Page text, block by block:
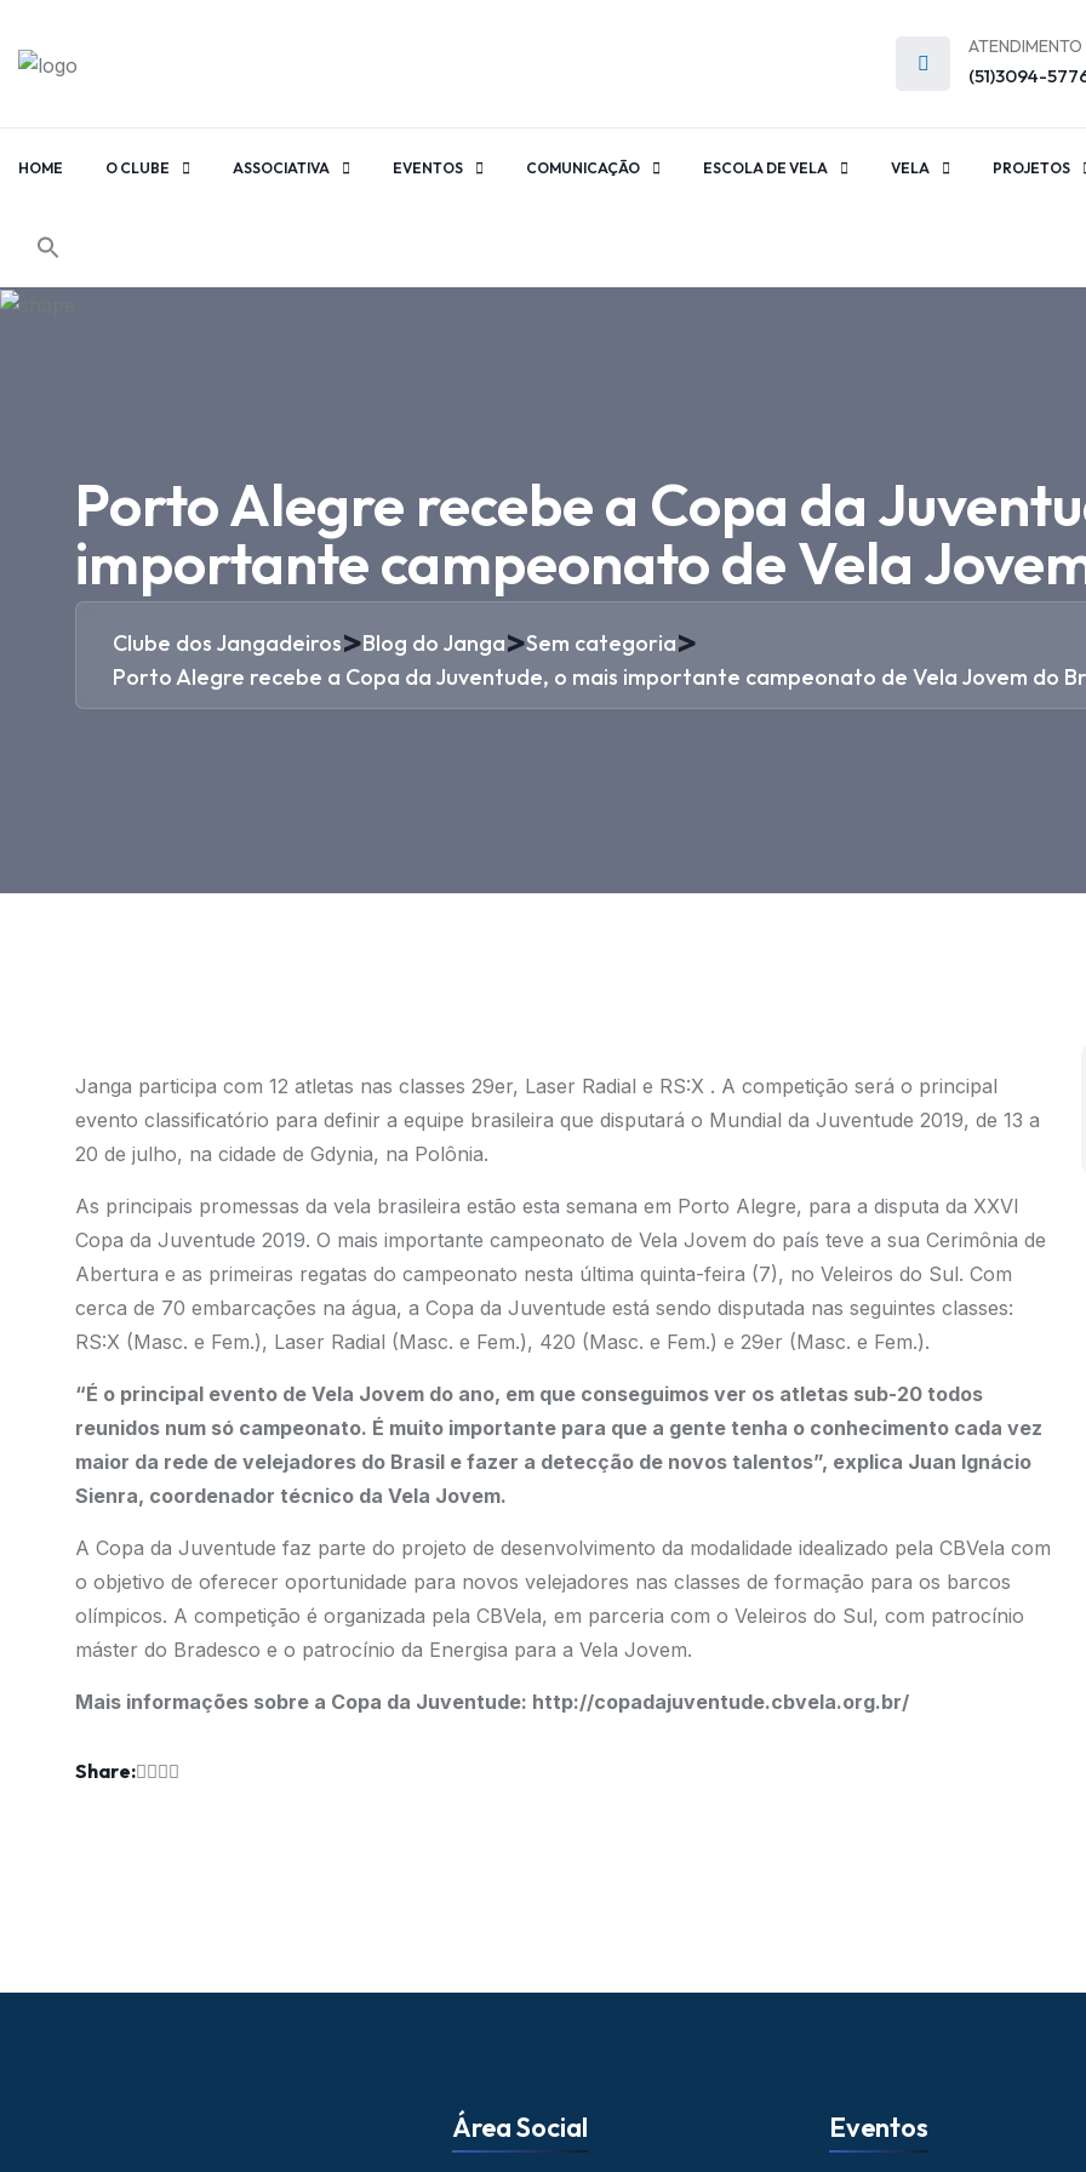
ATENDIMENTO
(51)3094-
HOME O CLUBE ASSOCIATIVA EVENTOS COMUNICAÇÃO ESCOLA DE VELA VELA PROJETOS
Porto Alegre recebe a Copa da
importante campeonato de Vela
Clube dos Jangadeiros>Blog do Janga>Sem categoria>
Porto Alegre recebe a Copa da Juventude, o mais importante campeonato de Vela Jovem do
Janga participa com 12 atletas nas classes 29er, Laser Radial e RS:X . A competição será o principal
evento classificatório para definir a equipe brasileira que disputará o Mundial da Juventude 2019, de 13 a
20 de julho, na cidade de Gdynia, na Polônia.
As principais promessas da vela brasileira estão esta semana em Porto Alegre, para a disputa da XXVI
Copa da Juventude 2019. O mais importante campeonato de Vela Jovem do país teve a sua Cerimônia de
Abertura e as primeiras regatas do campeonato nesta última quinta-feira (7), no Veleiros do Sul. Com
cerca de 70 embarcações na água, a Copa da Juventude está sendo disputada nas seguintes classes:
RS:X (Masc. e Fem.), Laser Radial (Masc. e Fem.), 420 (Masc. e Fem.) e 29er (Masc. e Fem.).
“É o principal evento de Vela Jovem do ano, em que conseguimos ver os atletas sub-20 todos
reunidos num só campeonato. É muito importante para que a gente tenha o conhecimento cada vez
maior da rede de velejadores do Brasil e fazer a detecção de novos talentos”, explica Juan Ignácio
Sienra, coordenador técnico da Vela Jovem.
A Copa da Juventude faz parte do projeto de desenvolvimento da modalidade idealizado pela CBVela com
o objetivo de oferecer oportunidade para novos velejadores nas classes de formação para os barcos
olímpicos. A competição é organizada pela CBVela, em parceria com o Veleiros do Sul, com patrocínio
máster do Bradesco e o patrocínio da Energisa para a Vela Jovem.
Mais informações sobre a Copa da Juventude: http://copadajuventude.cbvela.org.br/
Share:
Área Social Eventos